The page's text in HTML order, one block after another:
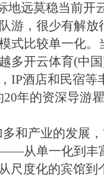
地远莫稳当前开
游，很少有解放
式比较单一化。
多开云体育(中
IP酒店和民宿等
年的资深导游
和产业的发展
从单一化到丰
尺度化的宾馆到